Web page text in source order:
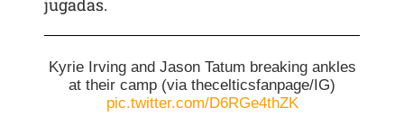
jugadas.
Kyrie Irving and Jason Tatum breaking ankles
at their camp (via thecelticsfanpage/IG)
pic.twitter.com/D6RGe4thZK